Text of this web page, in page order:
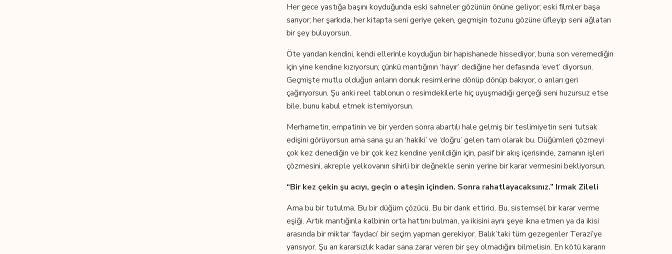
Her gece yastığa başını koyduğunda eski sahneler gözünün önüne geliyor; eski filmler başa
sarıyor; her şarkıda, her kitapta seni geriye çeken, geçmişin tozunu gözüne üfleyip seni ağlatan
bir şey buluyorsun.
Öte yandan kendini, kendi ellerinle koyduğun bir hapishanede hissediyor, buna son veremediğin
için yine kendine kızıyorsun; çünkü mantığının ‘hayır’ dediğine her defasında ‘evet’ diyorsun.
Geçmişte mutlu olduğun anların donuk resimlerine dönüp dönüp bakıyor, o anları geri
çağırıyorsun. Şu anki reel tablonun o resimdekilerle hiç uyuşmadığı gerçeği seni huzursuz etse
bile, bunu kabul etmek istemiyorsun.
Merhametin, empatinin ve bir yerden sonra abartılı hale gelmiş bir teslimiyetin seni tutsak
edişini görüyorsun ama sana şu an ‘hakiki’ ve ‘doğru’ gelen tam olarak bu. Düğümleri çözmeyi
çok kez denediğin ve bir çok kez kendine yenildiğin için, pasif bir akış içerisinde, zamanın işleri
çözmesini, akreple yelkovanın sihirli bir değnekle senin yerine bir karar vermesini bekliyorsun.
“Bir kez çekin şu acıyı, geçin o ateşin içinden. Sonra rahatlayacaksınız.” Irmak Zileli
Ama bu bir tutulma. Bu bir düğüm çözücü. Bu bir dank ettirici. Bu, sistemsel bir karar verme
eşiği. Artık mantığınla kalbinin orta hattını bulman, ya ikisini aynı şeye ikna etmen ya da ikisi
arasında bir miktar ‘faydacı’ bir seçim yapman gerekiyor. Balık’taki tüm gezegenler Terazi’ye
yansıyor. Şu an kararsızlık kadar sana zarar veren bir şey olmadığını bilmelisin. En kötü kararın